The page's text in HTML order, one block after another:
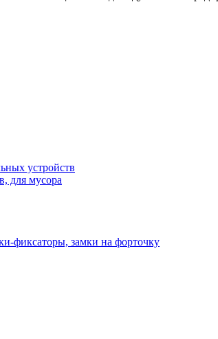
устройств
для мусора
фиксаторы, замки на форточку